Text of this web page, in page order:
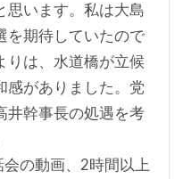
思います。私は大島
を期待していたので
りは、水道橋が立候
感がありました。党
井幹事長の処遇を考
の動画、2時間以上